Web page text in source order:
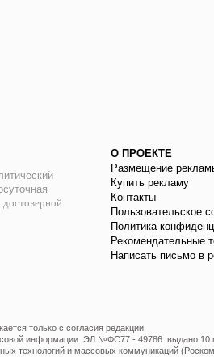
О ПРОЕКТЕ
Размещение
Купить рекламу
Контакты
Пользовательское
Политика
Рекомендательные
Написать письмо в
только с согласия редакции.
информации ЭЛ №ФС77 - 49786 выдано 10
технологий и массовых коммуникаций